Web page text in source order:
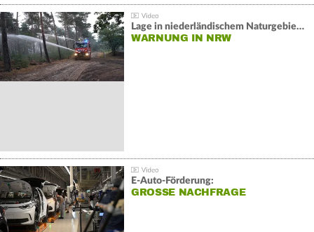
Lage in niederländischem Naturgebiet stabil
WARNUNG IN NRW
E-Auto-Förderung:
GROSSE NACHFRAGE